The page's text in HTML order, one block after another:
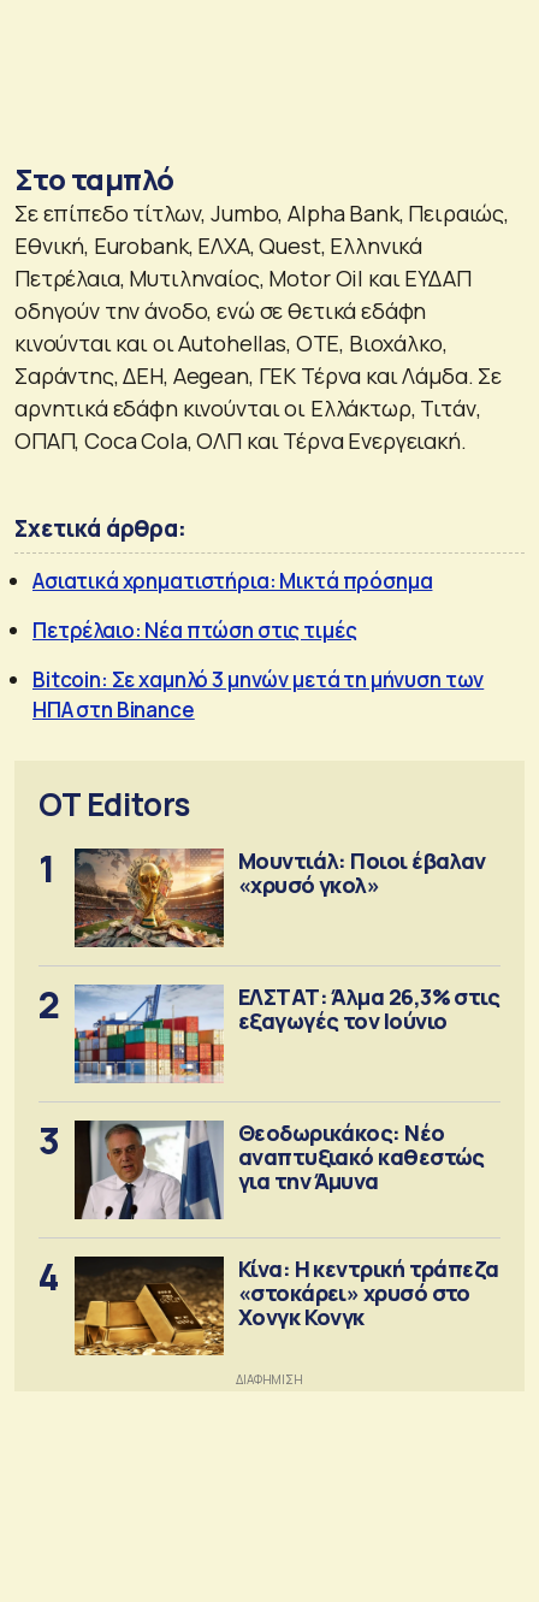
Στο ταμπλό
Σε επίπεδο τίτλων, Jumbo, Alpha Bank, Πειραιώς,
Εθνική, Eurobank, ΕΛΧΑ, Quest, Ελληνικά
Πετρέλαια, Μυτιληναίος, Motor Oil και ΕΥΔΑΠ
οδηγούν την άνοδο, ενώ σε θετικά εδάφη
κινούνται και οι Autohellas, ΟΤΕ, Βιοχάλκο,
Σαράντης, ΔΕΗ, Aegean, ΓΕΚ Τέρνα και Λάμδα. Σε
αρνητικά εδάφη κινούνται οι Ελλάκτωρ, Τιτάν,
ΟΠΑΠ, Coca Cola, ΟΛΠ και Τέρνα Ενεργειακή.
Σχετικά άρθρα:
Ασιατικά χρηματιστήρια: Μικτά πρόσημα
Πετρέλαιο: Νέα πτώση στις τιμές
Bitcoin: Σε χαμηλό 3 μηνών μετά τη μήνυση των
ΗΠΑ στη Binance
OT Editors
1
Μουντιάλ: Ποιοι έβαλαν
«χρυσό γκολ»
2
ΕΛΣΤΑΤ: Άλμα 26,3% στις
εξαγωγές τον Ιούνιο
3
Θεοδωρικάκος: Νέο
αναπτυξιακό καθεστώς
για την Άμυνα
4
Κίνα: Η κεντρική τράπεζα
«στοκάρει» χρυσό στο
Χονγκ Κονγκ